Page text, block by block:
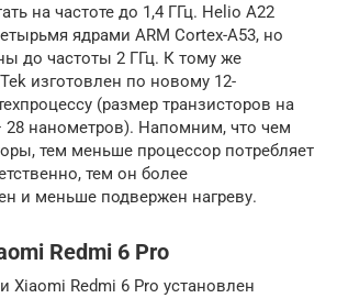
на частоте до 1,4 ГГц. Helio A22
ядрами ARM Cortex-A53, но
до частоты 2 ГГц. К тому же
изготовлен по новому 12-
(размер транзисторов на
28 нанометров). Напомним, что чем
тем меньше процессор потребляет
тем он более
и меньше подвержен нагреву.
Redmi 6 Pro
Xiaomi Redmi 6 Pro установлен